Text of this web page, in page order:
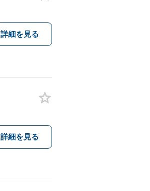
詳細を見る
詳細を見る